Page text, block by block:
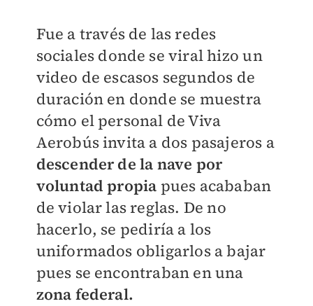
Fue a través de las redes
sociales donde se viral hizo un
video de escasos segundos de
duración en donde se muestra
cómo el personal de Viva
Aerobús invita a dos pasajeros a
descender de la nave por
voluntad propia pues acababan
de violar las reglas. De no
hacerlo, se pediría a los
uniformados obligarlos a bajar
pues se encontraban en una
zona federal.